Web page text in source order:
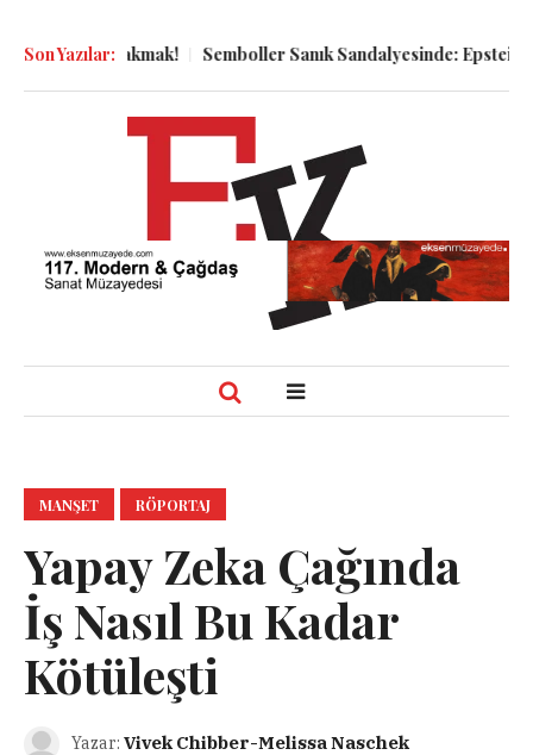
Son Yazılar:
Bakmak! Semboller Sanık Sandalyesinde: Epstein vakası
MANŞET RÖPORTAJ
Yapay Zeka Çağında
İş Nasıl Bu Kadar
Kötüleşti
Yazar: Vivek Chibber-Melissa Naschek